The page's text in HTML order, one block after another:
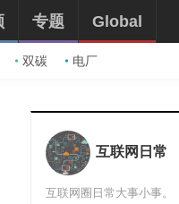
双碳 电厂
专题 Global
互联网日常
互联网圈日常大事小事。